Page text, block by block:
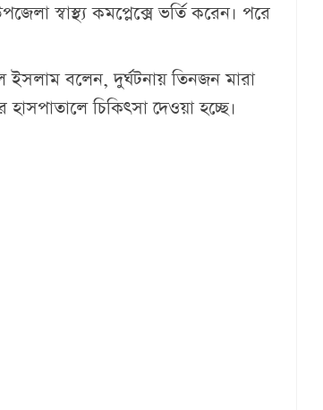
স্বাস্থ্য কমপ্লেক্সে ভর্তি করেন। পরে
বলেন, দুর্ঘটনায় তিনজন মারা
চিকিৎসা দেওয়া হচ্ছে।